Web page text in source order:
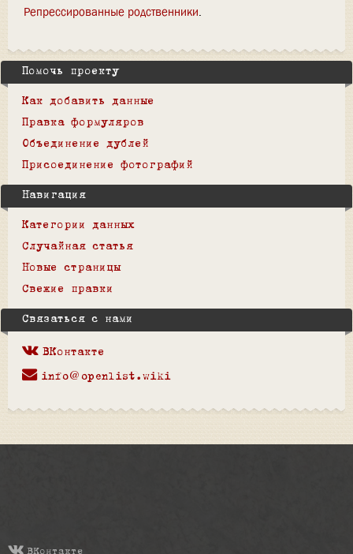
Репрессированные родственники
Помочь проекту
Как добавить данные
Правка формуляров
Объединение дублей
Присоединение фотографий
Навигация
Категории данных
Случайная статья
Новые страницы
Свежие правки
Связаться с нами
ВКонтакте
info@openlist.wiki
ВКонтакте